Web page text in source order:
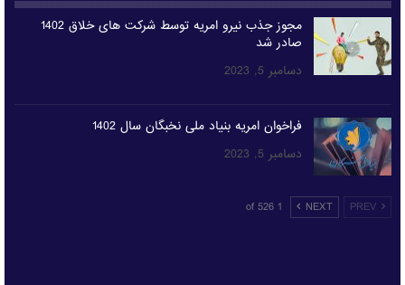
مجوز جذب نیرو امریه توسط شرکت های خلاق 1402
صادر شد
دسامبر 5, 2023
فراخوان امریه بنیاد ملی نخبگان سال 1402
دسامبر 5, 2023
PREV
NEXT
1 of 526